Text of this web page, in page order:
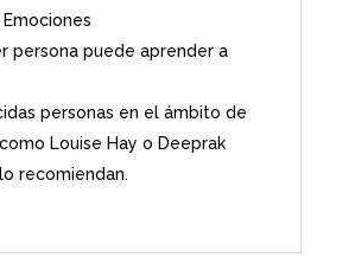
persona puede aprender a
personas en el ámbito de
Louise Hay o Deeprak
recomiendan.